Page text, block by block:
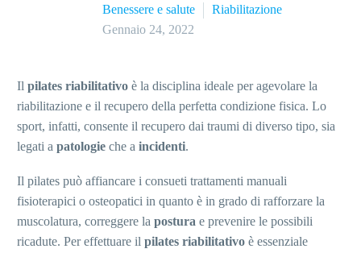
Benessere e salute
Riabilitazione
Gennaio 24, 2022
Il pilates riabilitativo è la disciplina ideale per agevolare la
riabilitazione e il recupero della perfetta condizione fisica. Lo
sport, infatti, consente il recupero dai traumi di diverso tipo, sia
legati a patologie che a incidenti.
Il pilates può affiancare i consueti trattamenti manuali
fisioterapici o osteopatici in quanto è in grado di rafforzare la
muscolatura, correggere la postura e prevenire le possibili
ricadute. Per effettuare il pilates riabilitativo è essenziale